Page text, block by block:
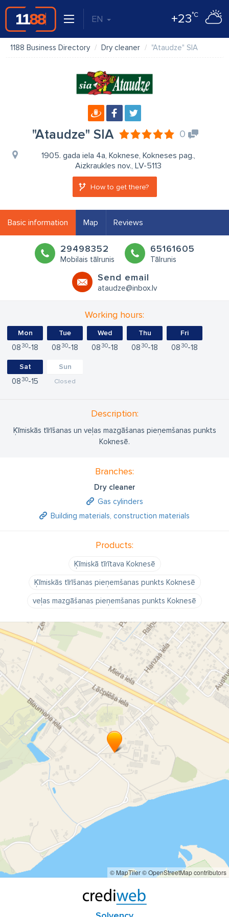
EN +23°C
1188 Business Directory Dry cleaner "Ataudze" SIA
"Ataudze" SIA 0
1905. gada iela 4a, Koknese, Kokneses pag.,
Aizkraukles nov., LV-5113
How to get there?
Basic information Map Reviews
29498352
Mobilais tālrunis
65161605
Tālrunis
Send email
ataudze@inbox.lv
Working hours:
Mon
08 30 18
Tue
08 30 18
Wed
08 30 18
Thu
08 30 18
Fri
08 30 18
Sat
08 30 15
Sun
Closed
Description:
Ķīmiskās tīrīšanas un veļas mazgāšanas pieņemšanas punkts
Koknesē.
Branches:
Dry cleaner
Gas cylinders
Building materials, construction materials
Products:
Ķīmiskā tīrītava Koknesē
Ķīmiskās tīrīšanas pieņemšanas punkts Koknesē
veļas mazgāšanas pieņemšanas punkts Koknesē
© MapTiler© OpenStreetMap contributors